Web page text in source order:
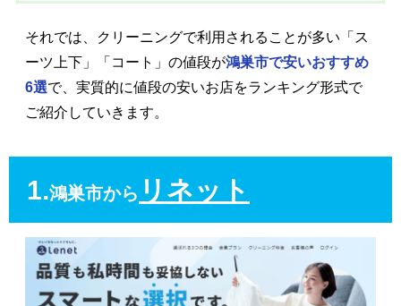
それでは、クリーニングで利用されることが多い「ス
ーツ上下」「コート」の値段が鴻巣市で安いおすすめ
6選で、実質的に値段の安いお店をランキング形式で
ご紹介していきます。
1.鴻巣市から リネット